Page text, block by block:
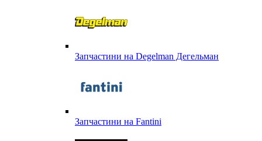
Запчастини на Degelman Дегельман
Запчастини на Fantini